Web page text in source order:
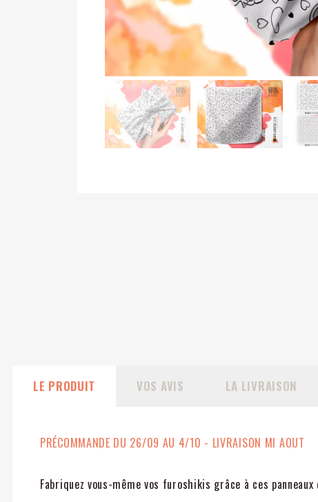
LE PRODUIT VOS AVIS LA LIVRAISON
PRÉCOMMANDE DU 26/09 AU 4/10 - LIVRAISON MI AOUT
Fabriquez vous-même vos furoshikis grâce à ces